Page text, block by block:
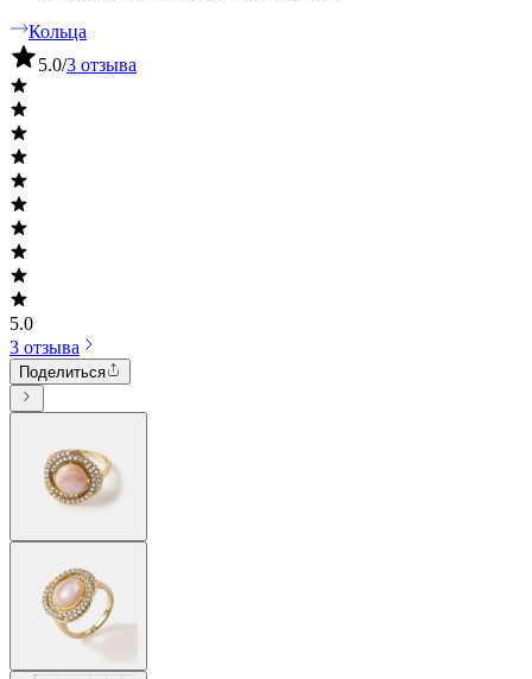
Кольца
5.0/3 отзыва
5.0
3 отзыва
Поделиться